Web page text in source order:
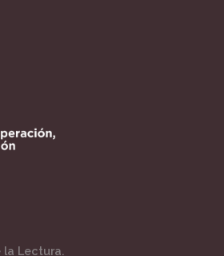
la Lectura.